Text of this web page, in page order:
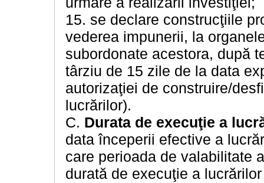
15. se declare construcţiile
vederea impunerii, la
subordonate acestora, după
târziu de 15 zile de la data
autorizaţiei de construire/
lucrărilor).
C. Durata de execuţie a
data începerii efective a
care perioada de valabilitate
durată de execuţie a